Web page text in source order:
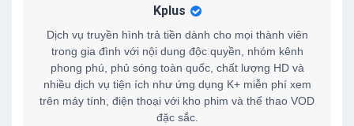
Kplus
Dịch vụ truyền hình trả tiền dành cho mọi thành viên
trong gia đình với nội dung độc quyền, nhóm kênh
phong phú, phủ sóng toàn quốc, chất lượng HD và
nhiều dịch vụ tiện ích như ứng dụng K+ miễn phí xem
trên máy tính, điện thoại với kho phim và thể thao VOD
đặc sắc.